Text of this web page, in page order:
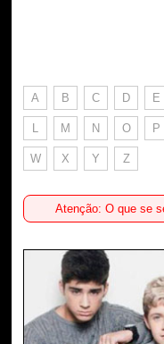
A B C D E
L M N O P
W X Y Z
Atenção: O que se